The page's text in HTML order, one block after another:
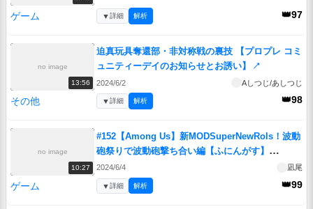
ゲーム 👑97
▼詳細 解析
no image
13:56
迫真玩具奪還部・非対称戦の裏技 【プロプレ コミ
ュニティーデイのお知らせとお誘い】
↗
2024/6/2 Aしつじ/あしつじ
その他 👑98
▼詳細 解析
no image
10:27
#152【Among Us】新MODSuperNewRols！波動
砲祭りで波動砲撃ち合い編【ふにんがす】
【VOICEROID実況】
2024/6/4 凪尾
ゲーム 👑99
▼詳細 解析